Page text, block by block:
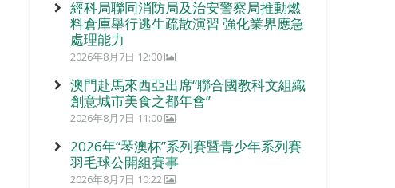
經科局聯同消防局及治安警察局推動燃
料倉庫舉行逃生疏散演習 強化業界應急
處理能力
2026年8月7日 12:00
澳門赴馬來西亞出席“聯合國教科文組織
創意城市美食之都年會”
2026年8月7日 11:00
2026年“琴澳杯”系列賽暨青少年系列賽
羽毛球公開組賽事
2026年8月7日 10:22